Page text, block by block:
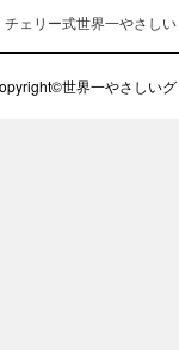
チェリー式世界一やさし
世界一やさしい